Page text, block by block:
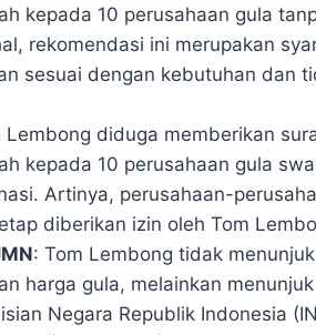
kepada 10 perusahaan gula
rekomendasi ini merupakan
sesuai dengan kebutuhan dan
Lembong diduga memberikan
kepada 10 perusahaan gula
Artinya, perusahaan-
diberikan izin oleh Tom
: Tom Lembong tidak
harga gula, melainkan
Negara Republik Indonesia